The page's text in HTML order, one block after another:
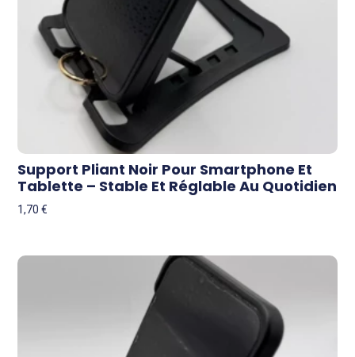
Support Pliant Noir Pour Smartphone Et
Tablette – Stable Et Réglable Au Quotidien
1,70€